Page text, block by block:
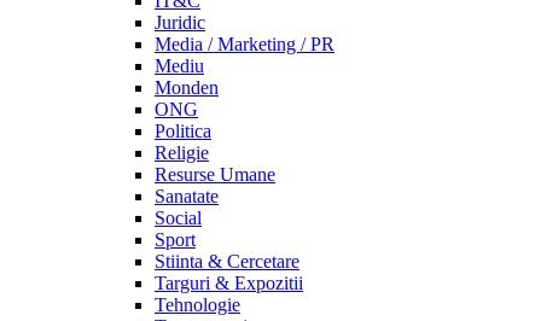
Juridic
Media / Marketing / PR
Mediu
Monden
ONG
Politica
Religie
Resurse Umane
Sanatate
Social
Sport
Stiinta & Cercetare
Targuri & Expozitii
Tehnologie